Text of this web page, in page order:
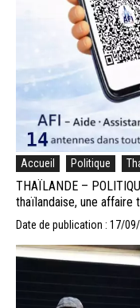
Accueil Politique
THAÏLANDE –
thaïlandaise, une affaire
Date de publication : 17/